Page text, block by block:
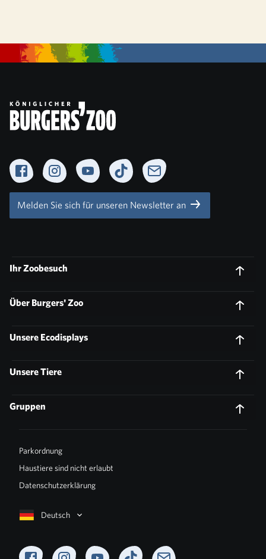
FacebookInstagramYouTubeTikTok Newsletter
Melden Sie sich für unseren Newsletter an
Ihr Zoobesuch
Über Burgers' Zoo
Unsere Ecodisplays
Unsere Tiere
Gruppen
Deutsch
Parkordnung
Haustiere sind nicht erlaubt
Datenschutzerklärung